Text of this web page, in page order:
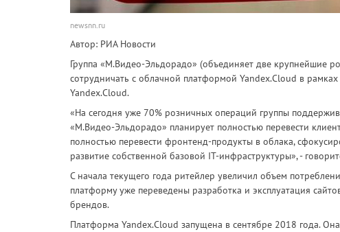
newsnn.ru
Автор: РИА Новости
Группа «М.Видео-Эльдорадо» (объединяет две крупнейшие
сотрудничать с облачной платформой Yandex.Cloud в
Yandex.Cloud.
«На сегодня уже 70% розничных операций группы
«М.Видео-Эльдорадо» планирует полностью перевести
полностью перевести фронтенд-продукты в облака,
развитие собственной базовой IT-инфраструктуры», -
С начала текущего года ритейлер увеличил объем
платформу уже переведены разработка и эксплуатация
брендов.
Платформа Yandex.Cloud запущена в сентябре 2018 года.